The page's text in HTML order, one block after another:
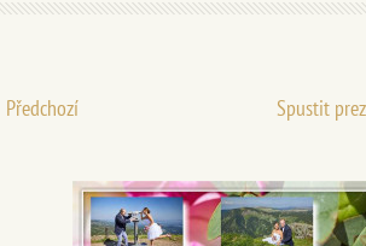
Předchozí Spustit